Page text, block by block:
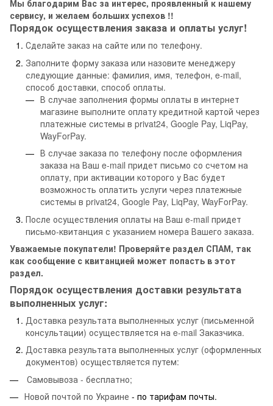
Мы благодарим Вас за интерес, проявленный к нашему
сервису, и желаем больших успехов !!
Порядок осуществления заказа и оплаты услуг!
Сделайте заказ на сайте или по телефону.
Заполните форму заказа или назовите менеджеру
следующие данные: фамилия, имя, телефон, e-mail,
способ доставки, способ оплаты.
В случае заполнения формы оплаты в интернет
магазине выполните оплату кредитной картой через
платежные системы в privat24, Google Pay, LiqPay,
WayForPay.
В случае заказа по телефону после оформления
заказа на Ваш e-mail придет письмо со счетом на
оплату, при активации которого у Вас будет
возможность оплатить услуги через платежные
системы в privat24, Google Pay, LiqPay, WayForPay.
После осуществления оплаты на Ваш e-mail придет
письмо-квитанция с указанием номера Вашего заказа.
Уважаемые покупатели! Проверяйте раздел СПАМ, так
как сообщение с квитанцией может попасть в этот
раздел.
Порядок осуществления доставки результата
выполненных услуг:
Доставка результата выполненных услуг (письменной
консультации) осуществляется на e-mail Заказчика.
Доставка результата выполненных услуг (оформленных
документов) осуществляется путем:
Самовывоза - бесплатно;
Новой почтой по Украине - по тарифам почты.